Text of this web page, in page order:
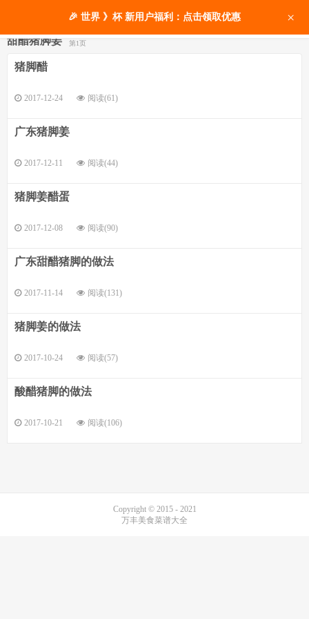
甜醋猪脚姜 第1页
猪脚醋
2017-12-24 阅读(61)
广东猪脚姜
2017-12-11 阅读(44)
猪脚姜醋蛋
2017-12-08 阅读(90)
广东甜醋猪脚的做法
2017-11-14 阅读(131)
猪脚姜的做法
2017-10-24 阅读(57)
酸醋猪脚的做法
2017-10-21 阅读(106)
Copyright © 2015 - 2021
万丰美食菜谱大全
🎉 世界 》杯 新用户福利：点击领取优惠 ×